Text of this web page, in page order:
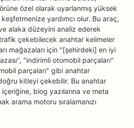
özel olarak uyarlanmış yüksek
yardımcı olur. Bu araç,
alaka düzeyini analiz ederek
çekebilecek anahtar kelimeler
mağazaları için "[şehirdeki] en iyi
"indirimli otomobil parçaları"
parçaları" gibi anahtar
kitleyi çekebilir. Bu anahtar
blog yazılarına ve meta
arama motoru sıralamanızı